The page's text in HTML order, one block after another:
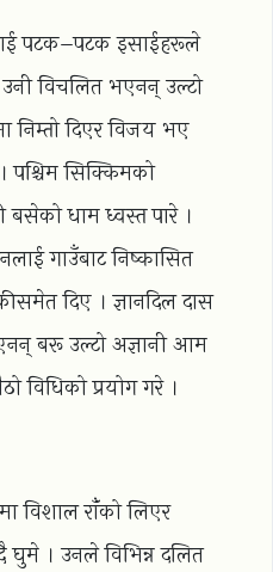
पटक–पटक इसाईहरूले
विचलित भएनन् उल्टो
निम्तो दिएर विजय भए
सिक्किमको
धाम ध्वस्त पारे ।
गाउँबाट निष्कासित
दिए । ज्ञानदिल दास
बरू उल्टो अज्ञानी आम
विधिको प्रयोग गरे ।
विशाल राँंको लिएर
घुमे । उनले विभिन्न दलित